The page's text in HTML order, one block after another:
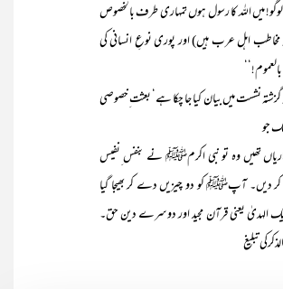
میں اللہ کا رسول ہوں تمہاری طرف بالخصوص
مخاطب اہل عرب ہیں) اور پوری نوعِ انسانی کی
گزشتہ نشست میں بیان کیا جا چکا ہے‘ بعثت ِخصوصی
جو
تھیں وہ تو نبی اکرمﷺ نے بنفس ِنفیس
دیں۔ آپﷺ کو دو چیزیں دے کر بھیجا گیا
الہدیٰ یعنی قرآن مجید اور دوسرے دین حق۔
تبلیغ